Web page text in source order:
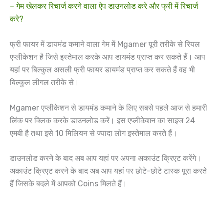
– गेम खेलकर रिचार्ज करने वाला ऐप डाउनलोड करे और फ्री में रिचार्ज
करे?
फ्री फायर में डायमंड कमाने वाला गेम में Mgamer पूरी तरीके से रियल
एप्लीकेशन है जिसे इस्तेमाल करके आप डायमंड प्राप्त कर सकते हैं। आप
यहां पर बिल्कुल असली फ्री फायर डायमंड प्राप्त कर सकते हैं वह भी
बिल्कुल लीगल तरीके से।
Mgamer एप्लीकेशन से डायमंड कमाने के लिए सबसे पहले आज से हमारी
लिंक पर क्लिक करके डाउनलोड करें। इस एप्लीकेशन का साइज 24
एमबी है तथा इसे 10 मिलियन से ज्यादा लोग इस्तेमाल करते हैं।
डाउनलोड करने के बाद अब आप यहां पर अपना अकाउंट क्रिएट करेंगे।
अकाउंट क्रिएट करने के बाद अब आप यहां पर छोटे-छोटे टास्क पूरा करते
हैं जिसके बदले में आपको Coins मिलते हैं।